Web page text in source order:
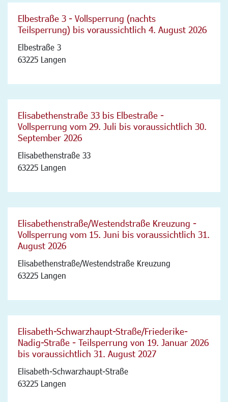
Elbestraße 3 - Vollsperrung (nachts
Teilsperrung) bis voraussichtlich 4. August 2026
Elbestraße 3
63225 Langen
Elisabethenstraße 33 bis Elbestraße -
Vollsperrung vom 29. Juli bis voraussichtlich 30.
September 2026
Elisabethenstraße 33
63225 Langen
Elisabethenstraße/Westendstraße Kreuzung -
Vollsperrung vom 15. Juni bis voraussichtlich 31.
August 2026
Elisabethenstraße/Westendstraße Kreuzung
63225 Langen
Elisabeth-Schwarzhaupt-Straße/Friederike-
Nadig-Straße - Teilsperrung von 19. Januar 2026
bis voraussichtlich 31. August 2027
Elisabeth-Schwarzhaupt-Straße
63225 Langen